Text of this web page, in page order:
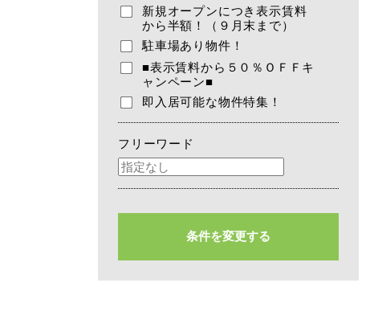
新規オープンにつき表示賃料
から半額！（９月末まで）
駐車場あり物件！
■表示賃料から５０％ＯＦＦキ
ャンペーン■
即入居可能な物件特集！
フリーワード
条件を変更する